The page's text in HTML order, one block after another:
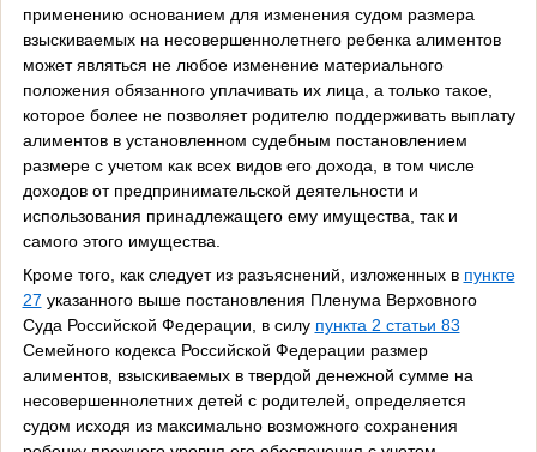
применению основанием для изменения судом размера
взыскиваемых на несовершеннолетнего ребенка алиментов
может являться не любое изменение материального
положения обязанного уплачивать их лица, а только такое,
которое более не позволяет родителю поддерживать выплату
алиментов в установленном судебным постановлением
размере с учетом как всех видов его дохода, в том числе
доходов от предпринимательской деятельности и
использования принадлежащего ему имущества, так и
самого этого имущества.
Кроме того, как следует из разъяснений, изложенных в пункте
27 указанного выше постановления Пленума Верховного
Суда Российской Федерации, в силу пункта 2 статьи 83
Семейного кодекса Российской Федерации размер
алиментов, взыскиваемых в твердой денежной сумме на
несовершеннолетних детей с родителей, определяется
судом исходя из максимально возможного сохранения